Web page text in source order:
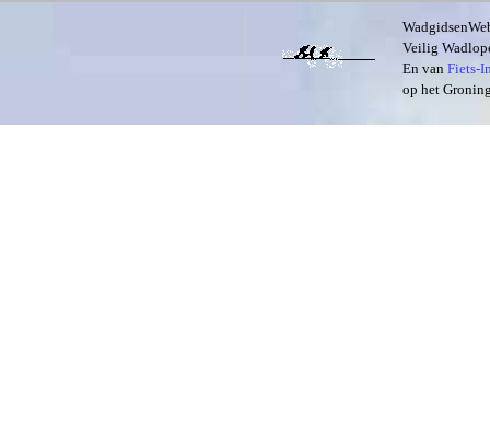
Veilig
En van Fiets-
op het